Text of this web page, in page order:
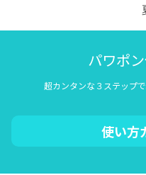
パワポ
超カンタンな３ステップ
使い方